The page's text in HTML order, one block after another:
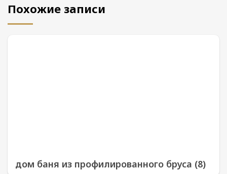
Похожие записи
дом баня из профилированного бруса (8)